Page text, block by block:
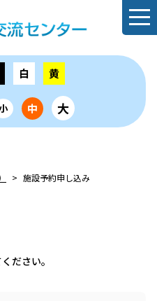
白 黄
中 大
施設予約申し込み
ださい。